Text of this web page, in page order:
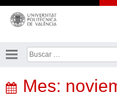
Saltar
contenido
Buscar:
Mes: